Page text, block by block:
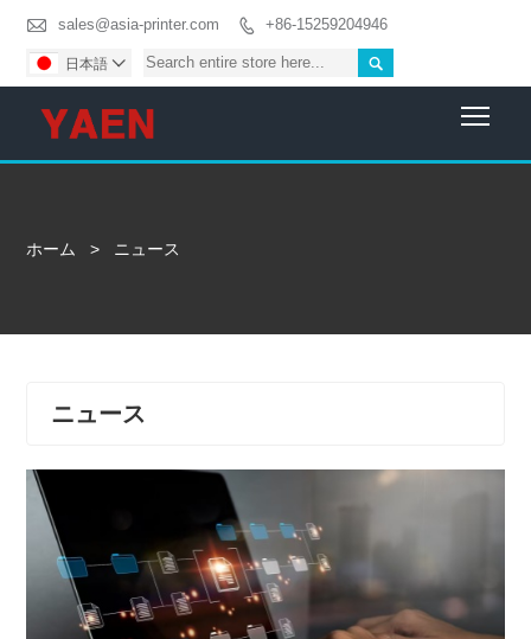
 sales@asia-printer.com  +86-15259204946

日本語 
ホーム > ニュース
ニュース